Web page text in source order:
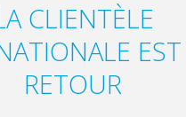
CLIENTÈLE
RETOUR